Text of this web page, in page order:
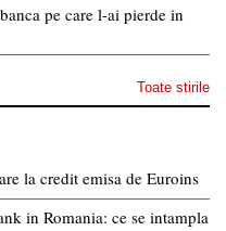
pe care l-ai pierde in
Toate stirile
la credit emisa de Euroins
in Romania: ce se intampla